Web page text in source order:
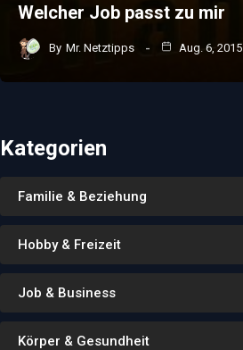
Welcher Job passt zu mir
By Mr. Netztipps Aug. 6, 2015
Kategorien
Familie & Beziehung
Hobby & Freizeit
Job & Business
Körper & Gesundheit